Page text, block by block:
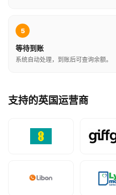
5
等待到账
系统自动处理，到账后可查询余额。
支持的英国运营商